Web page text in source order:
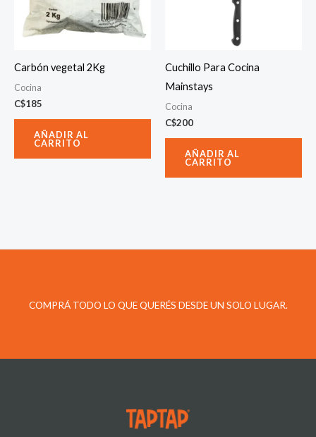
Carbón vegetal 2Kg
Cocina
C$185
AÑADIR AL
CARRITO
Cuchillo Para Cocina
Mainstays
Cocina
C$200
AÑADIR AL
CARRITO
COMPRÁ TODO LO QUE QUERÉS DESDE UN SOLO LUGAR.